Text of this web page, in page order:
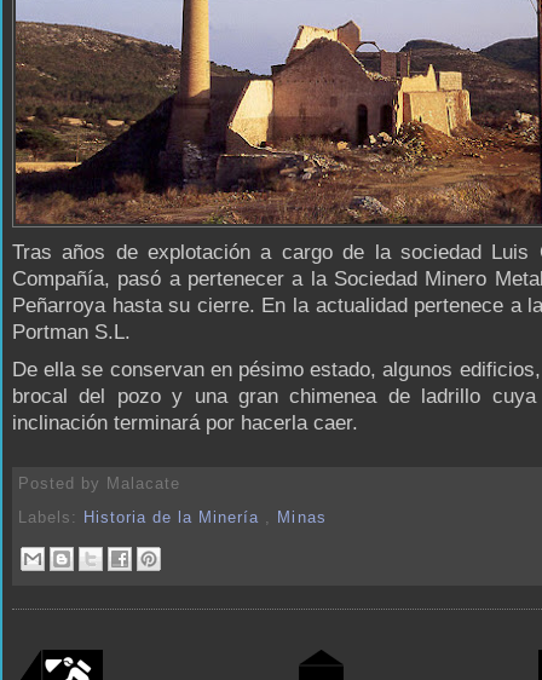
Tras años de explotación a cargo de la sociedad Luis
Compañía, pasó a pertenecer a la Sociedad Minero
Peñarroya hasta su cierre. En la actualidad pertenece a
Portman S.L.
De ella se conservan en pésimo estado, algunos
brocal del pozo y una gran chimenea de ladrillo cuya
inclinación terminará por hacerla caer.
Posted by Malacate
Labels: Historia de la Minería Minas